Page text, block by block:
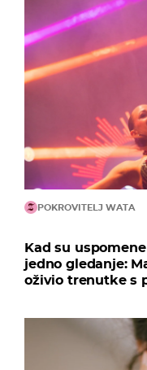
POKROVITELJ WATA
Kad su
jedno gledanje:
oživio trenutke s